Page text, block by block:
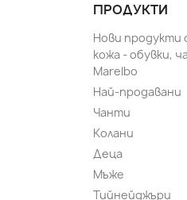
ПРОДУКТИ
Нови
кожа - обувки,
Marelbo
Най-продавани
Чанти
Колани
Деца
Мъже
Тийнейджъри